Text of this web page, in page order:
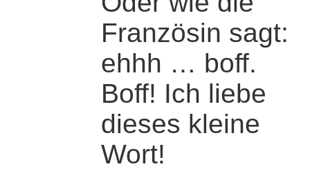
Französin sagt:
ehhh … boff.
Boff! Ich liebe
dieses kleine
Wort!